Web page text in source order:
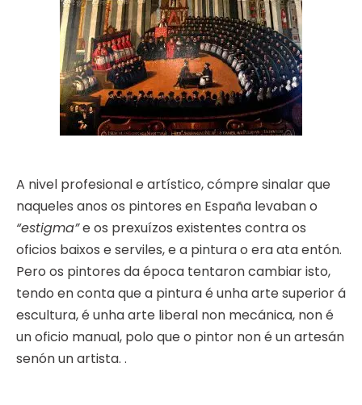
A nivel profesional e artístico, cómpre sinalar que
naqueles anos os pintores en España levaban o
“estigma”e os prexuízos existentes contra os
oficios baixos e serviles, e a pintura o era ata entón.
Pero os pintores da época tentaron cambiar isto,
tendo en conta que a pintura é unha arte superior á
escultura, é unha arte liberal non mecánica, non é
un oficio manual, polo que o pintor non é un artesán
senón un artista. .